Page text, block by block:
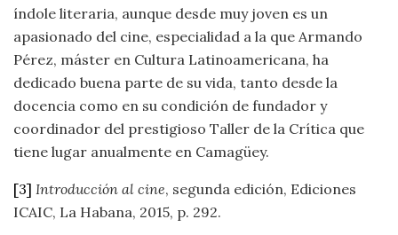
índole literaria, aunque desde muy joven es un
apasionado del cine, especialidad a la que Armando
Pérez, máster en Cultura Latinoamericana, ha
dedicado buena parte de su vida, tanto desde la
docencia como en su condición de fundador y
coordinador del prestigioso Taller de la Crítica que
tiene lugar anualmente en Camagüey.
[3] Introducción al cine, segunda edición, Ediciones
ICAIC, La Habana, 2015, p. 292.